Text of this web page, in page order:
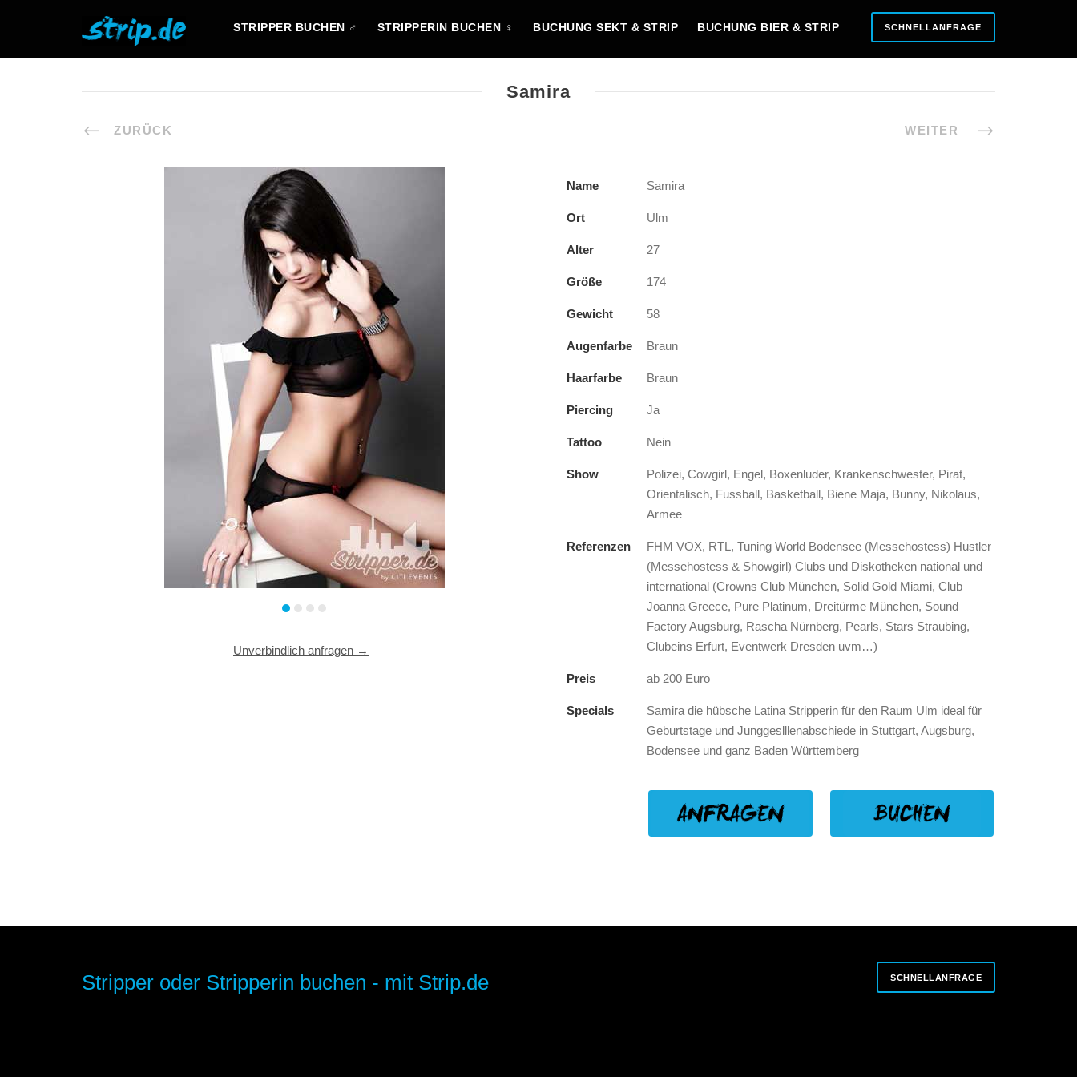
STRIPPER BUCHEN ♂ STRIPPERIN BUCHEN ♀ BUCHUNG SEKT & STRIP BUCHUNG BIER & STRIP SCHNELLANFRAGE
Samira
Unverbindlich anfragen →
Name Samira
Ort Ulm
Alter 27
Größe 174
Gewicht 58
Augenfarbe Braun
Haarfarbe Braun
Piercing Ja
Tattoo Nein
Show
Polizei, Cowgirl, Engel, Boxenluder, Krankenschwester, Pirat,
Orientalisch, Fussball, Basketball, Biene Maja, Bunny, Nikolaus,
Armee
Referenzen
FHM VOX, RTL, Tuning World Bodensee (Messehostess) Hustler
(Messehostess & Showgirl) Clubs und Diskotheken national und
international (Crowns Club München, Solid Gold Miami, Club
Joanna Greece, Pure Platinum, Dreitürme München, Sound
Factory Augsburg, Rascha Nürnberg, Pearls, Stars Straubing,
Clubeins Erfurt, Eventwerk Dresden uvm…)
Preis ab 200 Euro
Specials
Samira die hübsche Latina Stripperin für den Raum Ulm ideal für
Geburtstage und Junggeslllenabschiede in Stuttgart, Augsburg,
Bodensee und ganz Baden Württemberg
Stripper oder Stripperin buchen - mit Strip.de SCHNELLANFRAGE